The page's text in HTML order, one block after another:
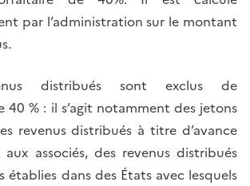
par l’administration sur le montant
distribués sont exclus de
40 % : il s’agit notamment des jetons
revenus distribués à titre d’avance
aux associés, des revenus distribués
établies dans des États avec lesquels